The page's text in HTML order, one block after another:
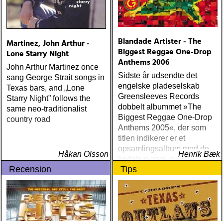
Martinez, John Arthur -
Lone Starry Night
John Arthur Martinez once
sang George Strait songs in
Texas bars, and „Lone
Starry Night” follows the
same neo-traditionalist
country road
Håkan Olsson
Blandade Artister - The
Biggest Reggae One-Drop
Anthems 2006
Sidste år udsendte det
engelske pladeselskab
Greensleeves Records
dobbelt albummet »The
Biggest Reggae One-Drop
Anthems 2005«, der som
titlen indikerer er et
opsamlingsalbum med de
bedste numre indenfor den
populære reggaestil kaldet
one-drop
Henrik Bæk
Recension Tips